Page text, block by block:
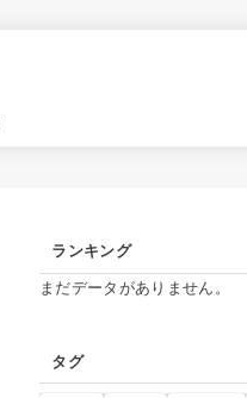
ランキング
まだデータがありません。
タグ